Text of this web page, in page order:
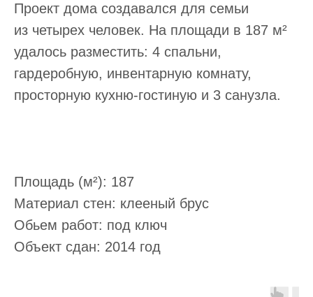
Проект дома создавался для семьи
из четырех человек. На площади в 187 м²
удалось разместить: 4 спальни,
гардеробную, инвентарную комнату,
просторную кухню-гостиную и 3 санузла.
Площадь (м²): 187
Материал стен: клееный брус
Обьем работ: под ключ
Объект сдан: 2014 год